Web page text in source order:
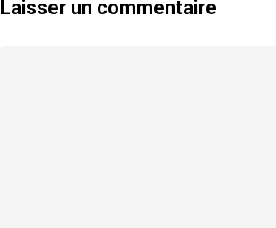
Laisser un commentaire